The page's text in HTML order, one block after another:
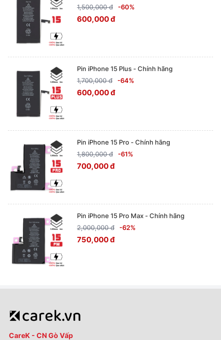
1,500,000 đ
-60%
600,000 đ
Pin iPhone 15 Plus - Chính hãng
1,700,000 đ
-64%
600,000 đ
Pin iPhone 15 Pro - Chính hãng
1,800,000 đ
-61%
700,000 đ
Pin iPhone 15 Pro Max - Chính hãng
2,000,000 đ
-62%
750,000 đ
CareK - CN Gò Vấp